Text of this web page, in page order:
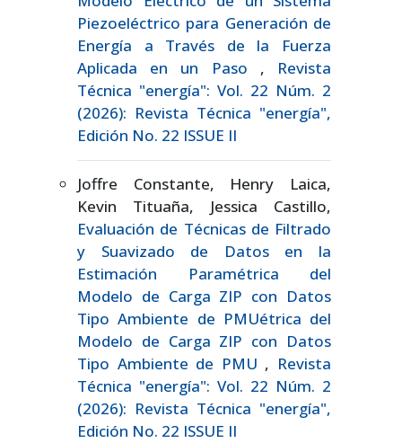
Piezoeléctrico para Generación de
Energía a Través de la Fuerza
Aplicada en un Paso , Revista
Técnica "energía": Vol. 22 Núm. 2
(2026): Revista Técnica "energía",
Edición No. 22 ISSUE II
Joffre Constante, Henry Laica,
Kevin Tituaña, Jessica Castillo,
Evaluación de Técnicas de Filtrado
y Suavizado de Datos en la
Estimación Paramétrica del
Modelo de Carga ZIP con Datos
Tipo Ambiente de PMUétrica del
Modelo de Carga ZIP con Datos
Tipo Ambiente de PMU , Revista
Técnica "energía": Vol. 22 Núm. 2
(2026): Revista Técnica "energía",
Edición No. 22 ISSUE II